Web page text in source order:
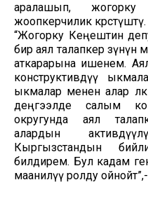
аралашып, жогорку
жоопкерчилик көрсөтүштү.
“Жогорку Кеңештин
бир аял талапкер
аткарарына ишенем.
конструктивдүү
ыкмалар менен алар
деңгээлде салым
округунда аял
алардын
Кыргызстандын
билдирем. Бул кадам
маанилүү ролду